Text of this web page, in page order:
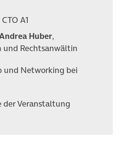
CTO A1
Huber,
und Rechtsanwältin
und Networking bei
der Veranstaltung